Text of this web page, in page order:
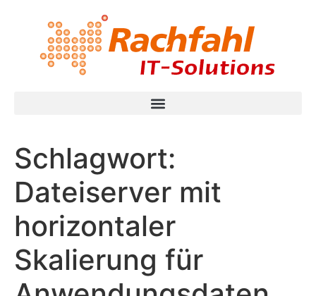
Schlagwort:
Dateiserver mit
horizontaler
Skalierung für